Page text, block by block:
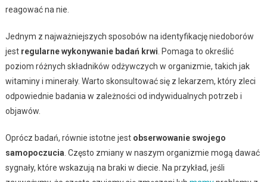
reagować na nie.
Jednym z najważniejszych sposobów na identyfikację niedoborów
jest regularne wykonywanie badań krwi . Pomaga to określić
poziom różnych składników odżywczych w organizmie, takich jak
witaminy i minerały. Warto skonsultować się z lekarzem, który zleci
odpowiednie badania w zależności od indywidualnych potrzeb i
objawów.
Oprócz badań, równie istotne jest obserwowanie swojego
samopoczucia . Często zmiany w naszym organizmie mogą dawać
sygnały, które wskazują na braki w diecie. Na przykład, jeśli